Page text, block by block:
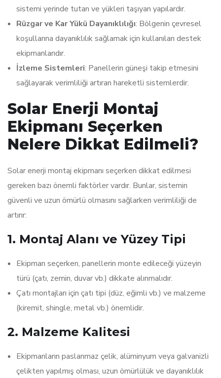
sistemi yerinde tutan ve yükleri taşıyan yapılardır.
Rüzgar ve Kar Yükü Dayanıklılığı: Bölgenin çevresel
koşullarına dayanıklılık sağlamak için kullanılan destek
ekipmanlarıdır.
İzleme Sistemleri: Panellerin güneşi takip etmesini
sağlayarak verimliliği artıran hareketli sistemlerdir.
Solar Enerji Montaj
Ekipmanı Seçerken
Nelere Dikkat Edilmeli?
Solar enerji montaj ekipmanı seçerken dikkat edilmesi
gereken bazı önemli faktörler vardır. Bunlar, sistemin
güvenli ve uzun ömürlü olmasını sağlarken verimliliği de
artırır:
1. Montaj Alanı ve Yüzey Tipi
Ekipman seçerken, panellerin monte edileceği yüzeyin
türü (çatı, zemin, duvar vb.) dikkate alınmalıdır.
Çatı montajları için çatı tipi (düz, eğimli vb.) ve malzeme
(kiremit, shingle, metal vb.) önemlidir.
2. Malzeme Kalitesi
Ekipmanların paslanmaz çelik, alüminyum veya galvanizli
çelikten yapılmış olması, uzun ömürlülük ve dayanıklılık